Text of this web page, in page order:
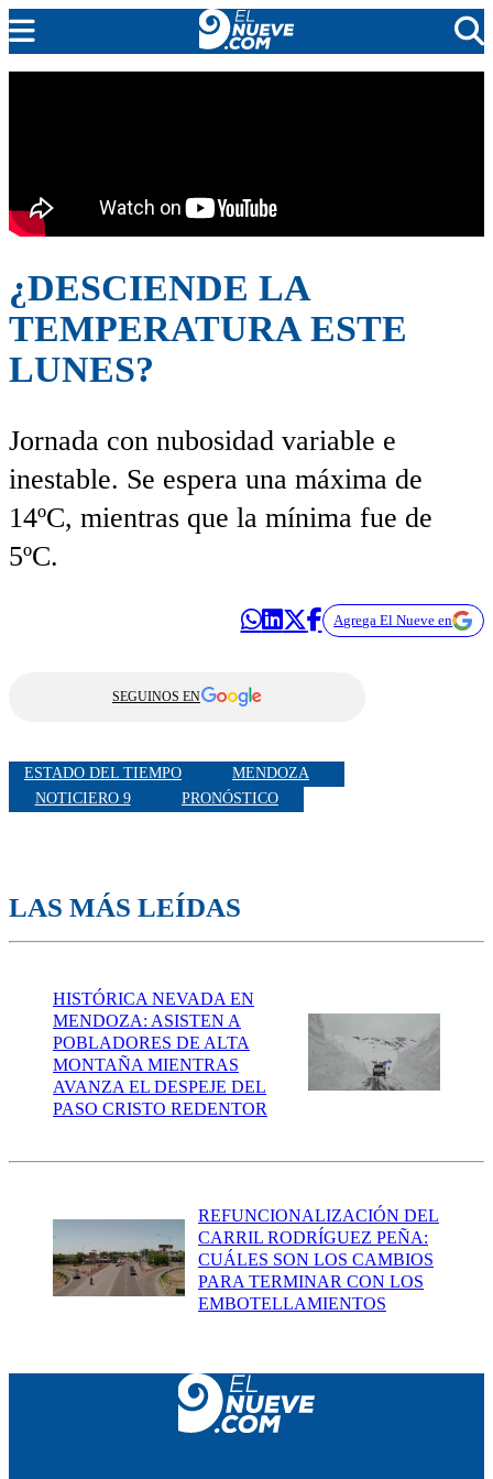
POLICIALES
EN VIVO
¿DESCIENDE LA
TEMPERATURA ESTE
LUNES?
Jornada con nubosidad variable e
inestable. Se espera una máxima de
14ºC, mientras que la mínima fue de
5ºC.
Agrega El Nueve en
SEGUINOS EN
ESTADO DEL TIEMPO
MENDOZA
NOTICIERO 9
PRONÓSTICO
LAS MÁS LEÍDAS
HISTÓRICA NEVADA EN
MENDOZA: ASISTEN A
POBLADORES DE ALTA
MONTAÑA MIENTRAS
AVANZA EL DESPEJE DEL
PASO CRISTO REDENTOR
REFUNCIONALIZACIÓN DEL
CARRIL RODRÍGUEZ PEÑA:
CUÁLES SON LOS CAMBIOS
PARA TERMINAR CON LOS
EMBOTELLAMIENTOS